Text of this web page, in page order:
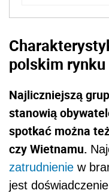
polskim rynku
Najliczniejszą
stanowią
spotkać można
czy Wietnamu.
zatrudnienie w
jest